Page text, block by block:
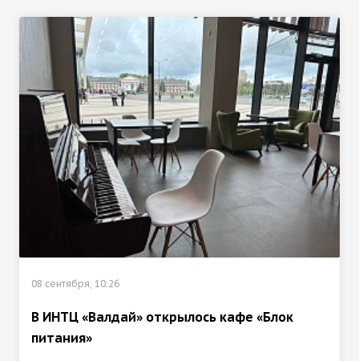
08 сентября, 10:26
В ИНТЦ «Валдай» открылось кафе «Блок
питания»